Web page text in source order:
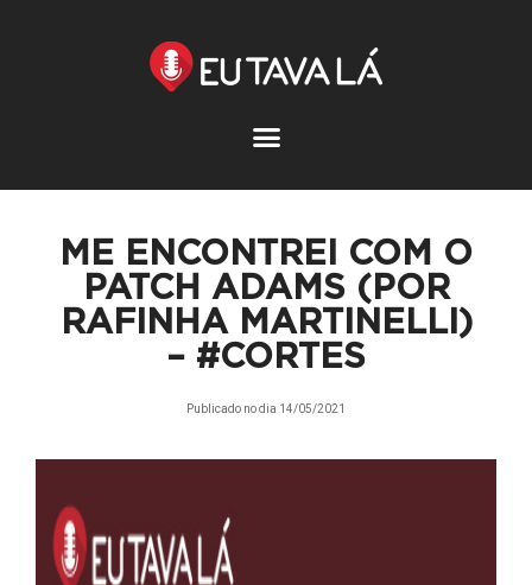
ME ENCONTREI COM O
PATCH ADAMS (POR
RAFINHA MARTINELLI)
– #CORTES
Publicado no dia 14/05/2021